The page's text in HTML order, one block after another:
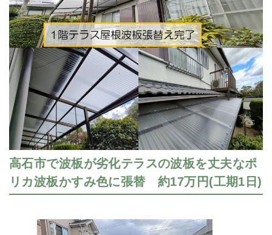
高石市で波板が劣化テラスの波板を丈夫なポ
リカ波板かすみ色に張替 約17万円(工期1日)